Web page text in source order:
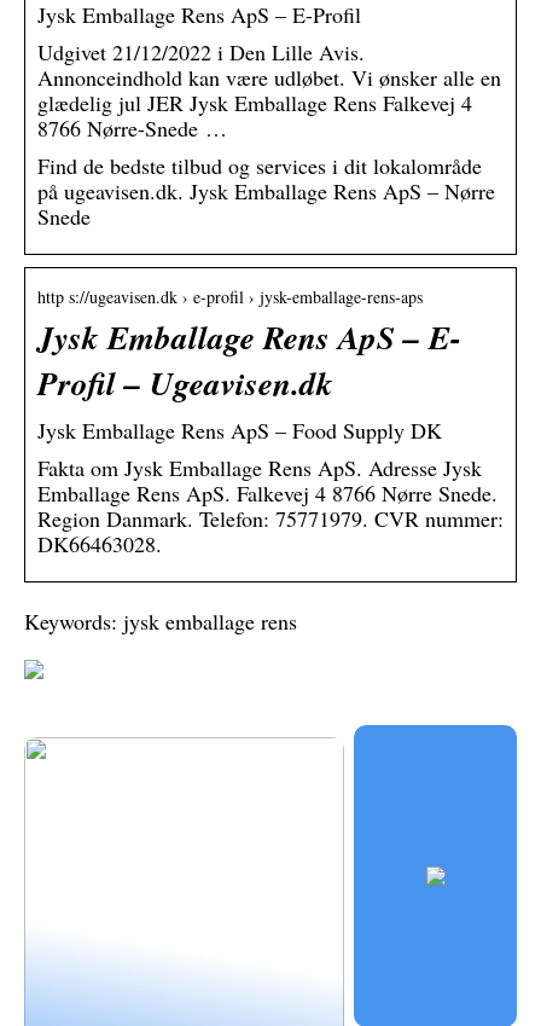
Jysk Emballage Rens ApS – E-Profil
Udgivet 21/12/2022 i Den Lille Avis.
Annonceindhold kan være udløbet. Vi ønsker alle en
glædelig jul JER Jysk Emballage Rens Falkevej 4
8766 Nørre-Snede …
Find de bedste tilbud og services i dit lokalområde
på ugeavisen.dk. Jysk Emballage Rens ApS – Nørre
Snede
http s://ugeavisen.dk › e-profil › jysk-emballage-rens-aps
Jysk Emballage Rens ApS – E-
Profil – Ugeavisen.dk
Jysk Emballage Rens ApS – Food Supply DK
Fakta om Jysk Emballage Rens ApS. Adresse Jysk
Emballage Rens ApS. Falkevej 4 8766 Nørre Snede.
Region Danmark. Telefon: 75771979. CVR nummer:
DK66463028.
Keywords: jysk emballage rens